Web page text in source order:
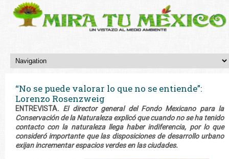
“No se puede valorar lo que no se entiende”:
Lorenzo Rosenzweig
ENTREVISTA. El director general del Fondo Mexicano para la
Conservación de la Naturaleza explicó que cuando no se ha tenido
contacto con la naturaleza llega haber indiferencia, por lo que
consideró importante que las disposiciones de desarrollo urbano
exijan incrementar espacios verdes en las ciudades.